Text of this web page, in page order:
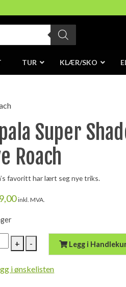
TUR KLÆR/SKO
Super
Roach
favoritt har lært seg nye triks.
inkl. MVA.
+ - Legg i
i ønskelisten